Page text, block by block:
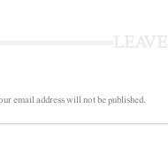
email address will not be published.